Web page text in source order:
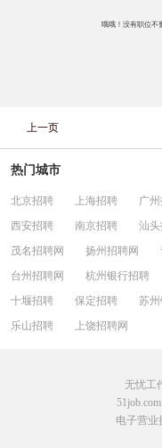
哦哦！没有职位不
上一页
热门城市
北京招聘 上海招聘 广
西安招聘
南京招聘 汕头
茂名招聘网
扬州招聘网
台州招聘网
杭州银行招聘
十堰招聘
保定招聘 苏
乐山招聘
上饶招聘网
无忧工
电子营业